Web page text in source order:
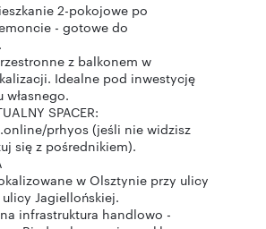
2-pokojowe po
- gotowe do
z balkonem w
Idealne pod inwestycję
własnego.
SPACER:
prhyos (jeśli nie widzisz
się z pośrednikiem).
w Olsztynie przy ulicy
Jagiellońskiej.
infrastruktura handlowo -